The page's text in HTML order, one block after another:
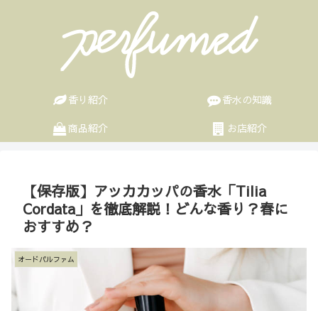
香り紹介
香水の知識
商品紹介
お店紹介
【保存版】アッカカッパの香水「Tilia
Cordata」を徹底解説！どんな香り？春に
おすすめ？
オードパルファム